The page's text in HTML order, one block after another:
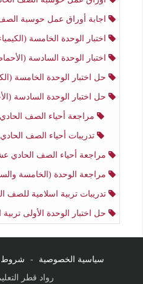
اجابة أوراق عمل حوسبة الصف
اختبار الوحدة الخامسة (الكيمياء الحيوية - البناء
اختبار الوحدة السادسة (الأحماض النووية والوراثة)
حل اختبار الوحدة الخامسة (الكيمياء الحيوية - البناء
حل اختبار الوحدة السادسة (الأحماض النووية
مراجعة أحياء الصف
تدريبات أحياء الصف
مراجعة أحياء الصف الحادي
مراجعة الوحدة (الخامسة والسادسة) أحياء
تدريبات تربية اسلامية للصف
حل اختبار الوحدة الأولى تربية اسلامية
سياسية الخصوصية - شروط
رواد قطر